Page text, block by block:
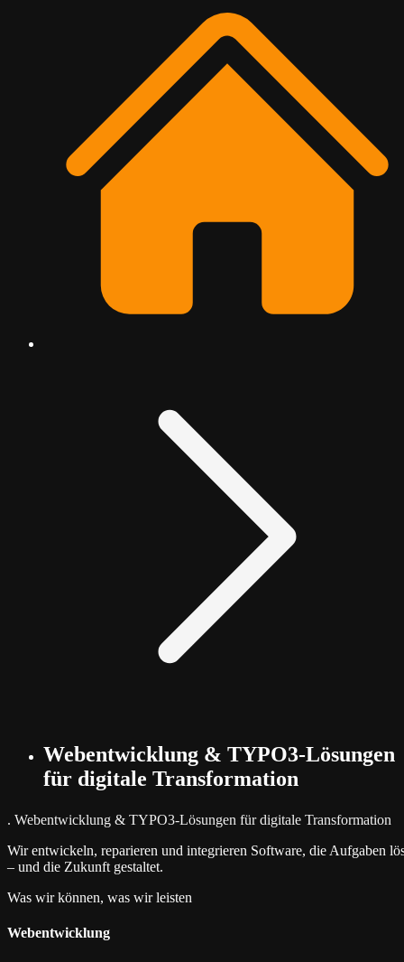
Webentwicklung & TYPO3-Lösungen
für digitale Transformation
. Webentwicklung & TYPO3-Lösungen für digitale Transformation
Wir entwickeln, reparieren und integrieren Software, die Aufgaben
– und die Zukunft gestaltet.
Was wir können, was wir leisten
Webentwicklung